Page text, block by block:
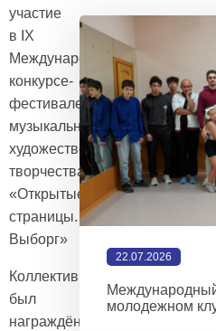
участие
в IX
Международном
конкурсе-
фестивале
музыкально-
художественного
творчества
«Открытые
страницы.
Выборг»
Коллектив
был
награждён
22.07.2026
молодежном